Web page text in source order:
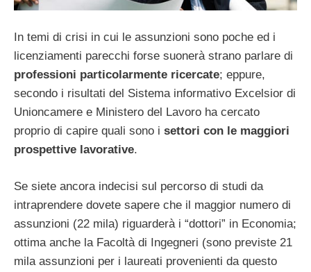
In temi di crisi in cui le assunzioni sono poche ed i
licenziamenti parecchi forse suonerà strano parlare di
professioni particolarmente ricercate; eppure,
secondo i risultati del Sistema informativo Excelsior di
Unioncamere e Ministero del Lavoro ha cercato
proprio di capire quali sono i settori con le maggiori
prospettive lavorative.
Se siete ancora indecisi sul percorso di studi da
intraprendere dovete sapere che il maggior numero di
assunzioni (22 mila) riguarderà i “dottori” in Economia;
ottima anche la Facoltà di Ingegneri (sono previste 21
mila assunzioni per i laureati provenienti da questo